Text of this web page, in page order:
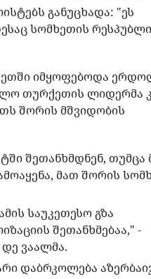
განუცხადა: "ეს
სომხეთის
იმყოფებოდა
თურქეთის ლიდერმა
შორის მშვიდობის
შეთანხმდნენ, თუმცა
მათ შორის
საუკეთესო გზა
შეთანხმებაა," -
დე ვაალმა.
დაბრკოლება